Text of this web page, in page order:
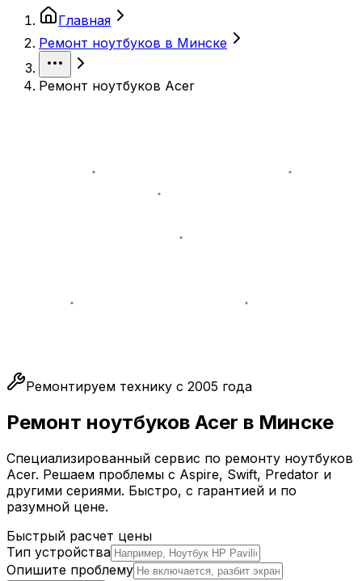
Главная
Ремонт ноутбуков в Минске
Ремонт ноутбуков Acer
Ремонтируем технику с 2005 года
Ремонт ноутбуков Acer в Минске
Специализированный сервис по ремонту ноутбуков
Acer. Решаем проблемы с Aspire, Swift, Predator и
другими сериями. Быстро, с гарантией и по
разумной цене.
Быстрый расчет цены
Тип устройства
Опишите проблему